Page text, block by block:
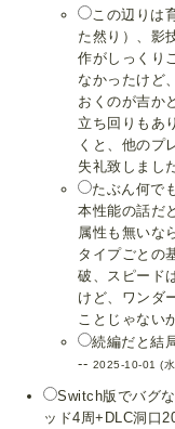
この辺りは
た然り）、影
作がしっくり
なかったけど
おくのが吉か
立ち回りもあ
くと、他のプ
失礼致しまし
たぶん何で
本性能の話だ
属性も無いな
タイプごとの
破、スピード
けど、ワンダ
ことじゃない
続編だと結
-- 2025-10-01 (
Switch版でバグ
ッド4周+DLC洞口